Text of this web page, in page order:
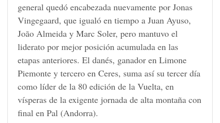
general quedó encabezada nuevamente por Jonas
Vingegaard, que igualó en tiempo a Juan Ayuso,
João Almeida y Marc Soler, pero mantuvo el
liderato por mejor posición acumulada en las
etapas anteriores. El danés, ganador en Limone
Piemonte y tercero en Ceres, suma así su tercer día
como líder de la 80 edición de la Vuelta, en
vísperas de la exigente jornada de alta montaña con
final en Pal (Andorra).